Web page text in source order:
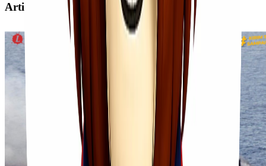
Artikel Terkait